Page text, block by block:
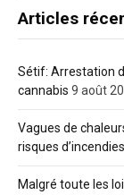
Articles
Sétif: Arrestation
cannabis 9 août
Vagues de
risques d’incendies
Malgré toute les